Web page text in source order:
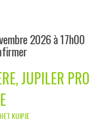
2026 à 17h00
JUPILER PRO
KUIPJE